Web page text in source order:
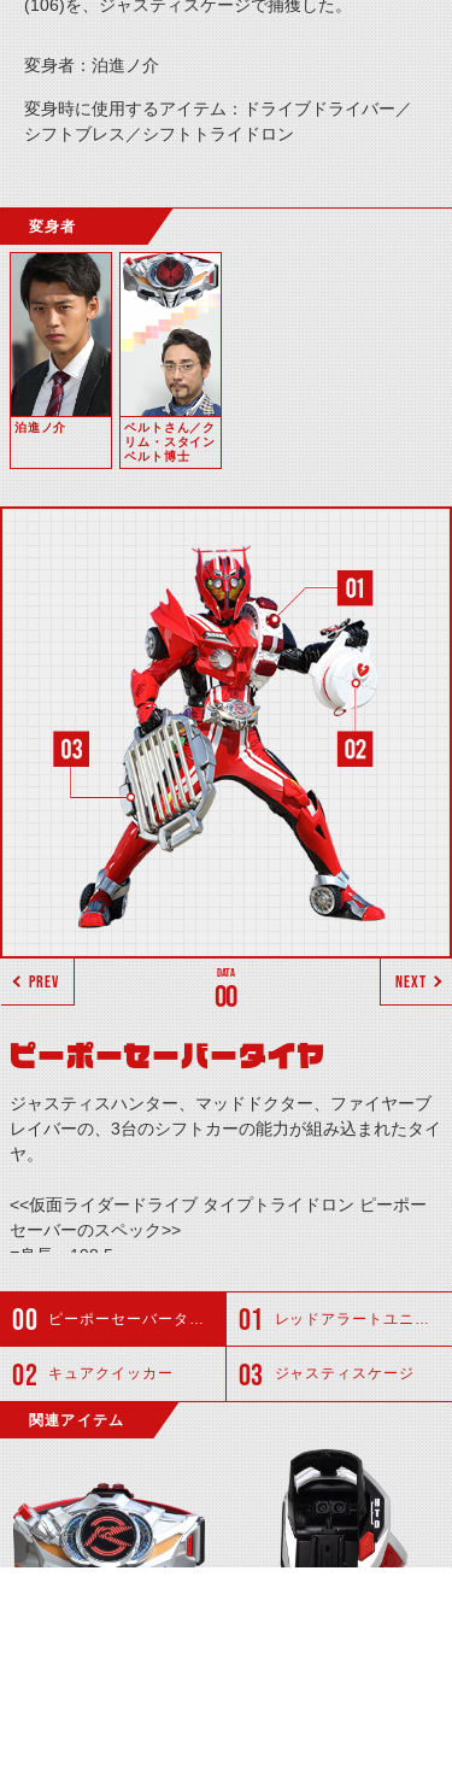
(106)を、ジャスティスケージで捕獲した。
変身者：泊進ノ介
変身時に使用するアイテム：ドライブドライバー／
シフトブレス／シフトトライドロン
変身者
泊進ノ介
ベルトさん／ク
リム・スタイン
ベルト博士
00
PREV NEXT
ピーポーセーバータイヤ
ジャスティスハンター、マッドドクター、ファイヤーブ
レイバーの、3台のシフトカーの能力が組み込まれたタイ
ヤ。
<<仮面ライダードライブ タイプトライドロン ピーポー
セーバーのスペック>>
■身長：198.5cm
■パンチ力：18.0t
■キック力：31.0t
■走力：0.643秒(100m)
■必殺技：─
ピーポーセーバータイヤ レッドアラートユニット
キュアクイッカー ジャスティスケージ
関連アイテム